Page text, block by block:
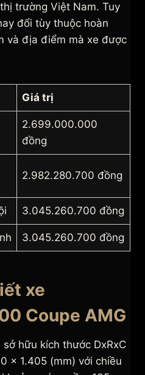
trường Việt Nam. Tuy
đổi tùy thuộc hoàn
và địa điểm mà xe được
Giá trị
2.699.000.000
đồng
2.982.280.700 đồng
3.045.260.700 đồng
3.045.260.700 đồng
xe
Coupe AMG
hữu kích thước DxRxC
x 1.405 (mm) với chiều